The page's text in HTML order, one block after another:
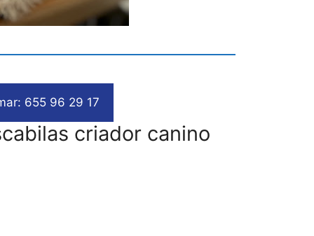
655 96 29 17
criador canino